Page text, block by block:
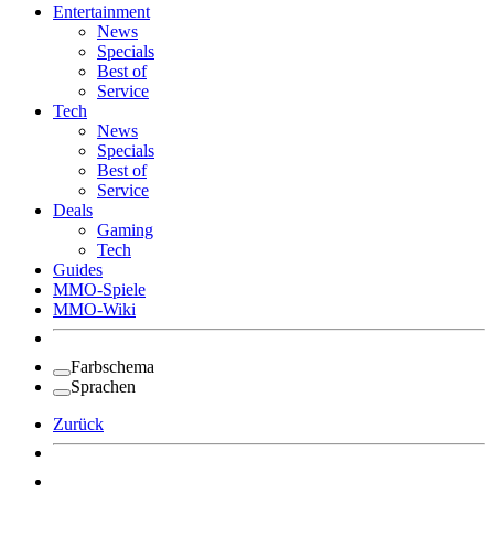
Entertainment
News
Specials
Best of
Service
Tech
News
Specials
Best of
Service
Deals
Gaming
Tech
Guides
MMO-Spiele
MMO-Wiki
Farbschema
Sprachen
Zurück